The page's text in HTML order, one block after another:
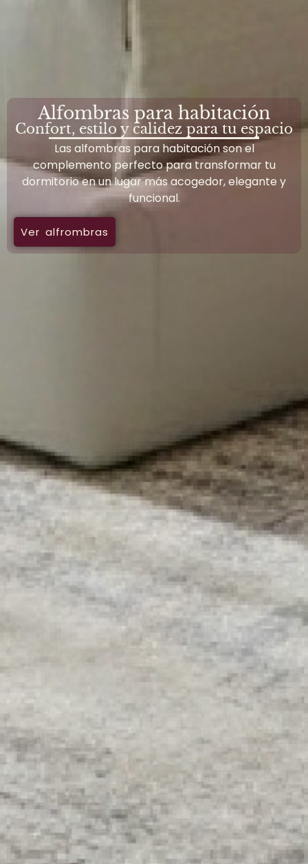
Alfombras para habitación
Confort, estilo y calidez para tu espacio
Las alfombras para habitación son el
complemento perfecto para transformar tu
dormitorio en un lugar más acogedor, elegante y
funcional.
Ver alfrombras